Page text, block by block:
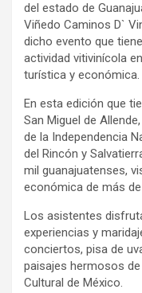
del estado de
Viñedo Caminos D`
dicho evento que
actividad vitivinícola
turística y económica.
En esta edición que
San Miguel de
de la Independencia
del Rincón y
mil guanajuatenses,
económica de más
Los asistentes
experiencias y
conciertos, pisa de
paisajes hermosos
Cultural de México.